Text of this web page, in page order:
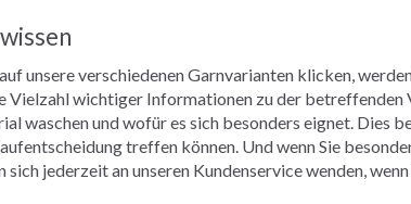
unsere verschiedenen Garnvarianten klicken,
Vielzahl wichtiger Informationen zu der betreffenden
waschen und wofür es sich besonders eignet. Dies
treffen können. Und wenn Sie
sich jederzeit an unseren Kundenservice wenden,